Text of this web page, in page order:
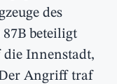
des
87B beteiligt
die Innenstadt,
Angriff traf